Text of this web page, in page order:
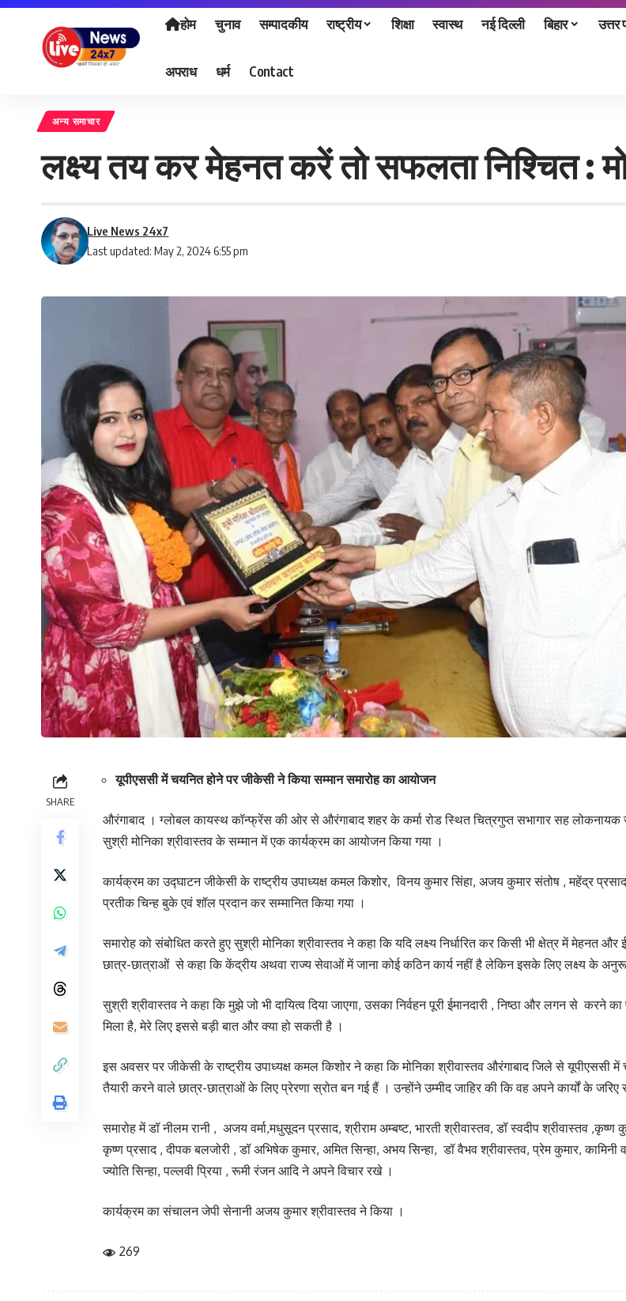
होम चुनाव सम्पादकीय राष्ट्रीय शिक्षा स्वास्थ नई दिल्ली बिहार उत्तर
अपराध धर्म Contact
अन्य समाचार
लक्ष्य तय कर मेहनत करें तो सफलता निश्चित :
Last updated: May 2, 2024 6:55 pm
Live News 24x7
SHARE
यूपीएससी में चयनित होने पर जीकेसी ने किया सम्मान समारोह का आयोजन
औरंगाबाद । ग्लोबल कायस्थ कॉन्फ्रेंस की ओर से औरंगाबाद शहर के कर्मा रोड स्थित चित्रगुप्त सभागार सह
सुश्री मोनिका श्रीवास्तव के सम्मान में एक कार्यक्रम का आयोजन किया गया ।
कार्यक्रम का उद्घाटन जीकेसी के राष्ट्रीय उपाध्यक्ष कमल किशोर, विनय कुमार सिंहा, अजय कुमार संतोष , महेंद्र
प्रतीक चिन्ह बुके एवं शॉल प्रदान कर सम्मानित किया गया ।
समारोह को संबोधित करते हुए सुश्री मोनिका श्रीवास्तव ने कहा कि यदि लक्ष्य निर्धारित कर किसी भी क्षेत्र में मेहनत
छात्र-छात्राओं से कहा कि केंद्रीय अथवा राज्य सेवाओं में जाना कोई कठिन कार्य नहीं है लेकिन इसके लिए लक्ष्य के
सुश्री श्रीवास्तव ने कहा कि मुझे जो भी दायित्व दिया जाएगा, उसका निर्वहन पूरी ईमानदारी , निष्ठा और लगन से
मिला है, मेरे लिए इससे बड़ी बात और क्या हो सकती है ।
इस अवसर पर जीकेसी के राष्ट्रीय उपाध्यक्ष कमल किशोर ने कहा कि मोनिका श्रीवास्तव औरंगाबाद जिले से यूपीएससी
तैयारी करने वाले छात्र-छात्राओं के लिए प्रेरणा स्रोत बन गई हैं । उन्होंने उम्मीद जाहिर की कि वह अपने कार्यों के
समारोह में डॉ नीलम रानी , अजय वर्मा,मधुसूदन प्रसाद, श्रीराम अम्बष्ट, भारती श्रीवास्तव, डॉ स्वदीप श्रीवास्तव
कृष्ण प्रसाद , दीपक बलजोरी , डॉ अभिषेक कुमार, अमित सिन्हा, अभय सिन्हा, डॉ वैभव श्रीवास्तव, प्रेम कुमार, कामिनी
ज्योति सिन्हा, पल्लवी प्रिया , रूमी रंजन आदि ने अपने विचार रखे ।
कार्यक्रम का संचालन जेपी सेनानी अजय कुमार श्रीवास्तव ने किया ।
269